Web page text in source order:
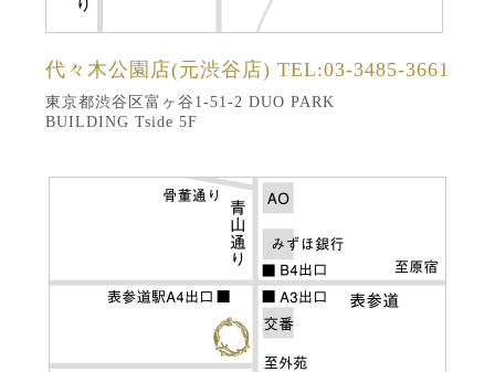
代々木公園店(元渋谷店) TEL:03-3485-3661
東京都渋谷区富ヶ谷1-51-2 DUO PARK
BUILDING Tside 5F